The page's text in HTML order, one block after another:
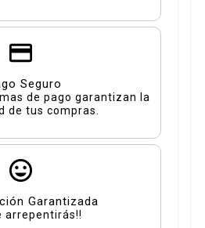
Seguro
de pago garantizan la
de tus compras.
Garantizada
arrepentirás!!